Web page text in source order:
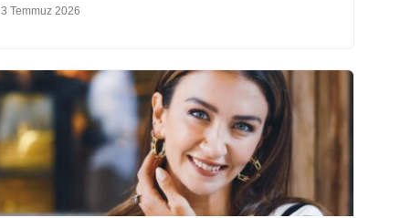
3 Temmuz 2026